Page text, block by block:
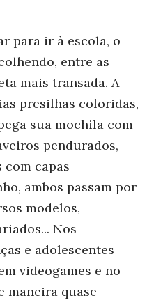
para ir à escola, o
entre as
mais transada. A
presilhas coloridas,
sua mochila com
pendurados,
com capas
ambos passam por
modelos,
Nos
e adolescentes
videogames e no
maneira quase